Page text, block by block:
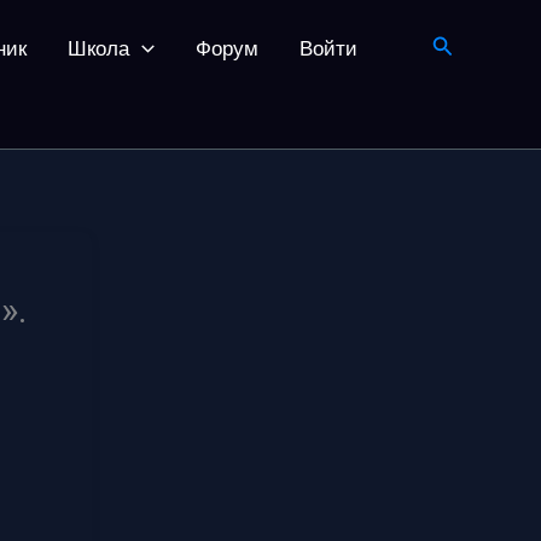
Школа Форум Войти Поиск